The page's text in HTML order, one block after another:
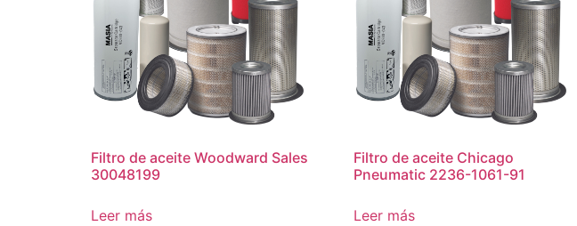
Filtro de aceite Woodward Sales
30048199
Leer más
Filtro de aceite Chicago
Pneumatic 2236-1061-91
Leer más